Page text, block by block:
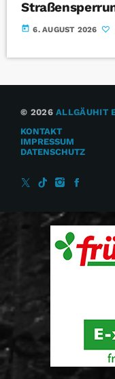
today 6. AUGUST 2026
© 2026ALLGÄUHIT
KONTAKT
IMPRESSUM
DATENSCHUTZ